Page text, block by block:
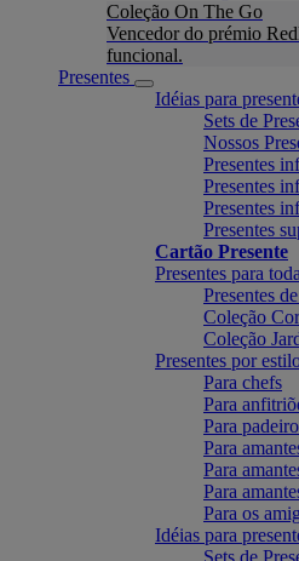
Coleção On The Go
Vencedor do prémio
funcional.
Presentes
Idéias para
Sets de
Nossos
Presentes
Presentes
Presentes
Presentes
Cartão Presente
Presentes para
Presentes
Coleção
Coleção
Presentes por
Para chefs
Para
Para
Para
Para
Para
Para os
Idéias para
Sets de